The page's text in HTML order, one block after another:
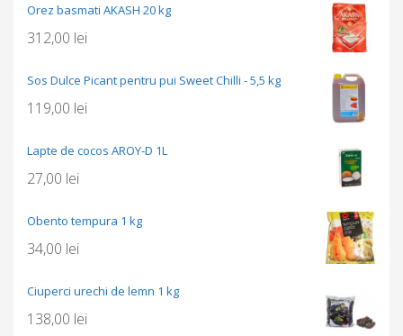
Orez basmati AKASH 20 kg
312,00 lei
Sos Dulce Picant pentru pui Sweet Chilli - 5,5 kg
119,00 lei
Lapte de cocos AROY-D 1L
27,00 lei
Obento tempura 1 kg
34,00 lei
Ciuperci urechi de lemn 1 kg
138,00 lei